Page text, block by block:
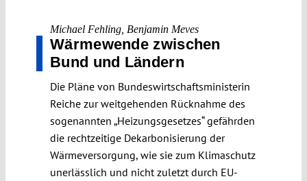
Michael Fehling Benjamin Meves
Wärmewende zwischen
Bund und Ländern
Die Pläne von Bundeswirtschaftsministerin
Reiche zur weitgehenden Rücknahme des
sogenannten „Heizungsgesetzes“ gefährden
die rechtzeitige Dekarbonisierung der
Wärmeversorgung, wie sie zum Klimaschutz
unerlässlich und nicht zuletzt durch EU-